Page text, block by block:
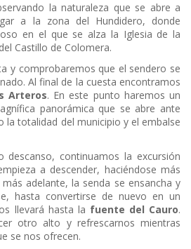
la naturaleza que se abre a
a la zona del Hundidero, donde
en el que se alza la Iglesia de la
Castillo de Colomera.
y comprobaremos que el sendero se
Al final de la cuesta encontramos
Arteros. En este punto haremos un
panorámica que se abre ante
la totalidad del municipio y el embalse
descanso, continuamos la excursión
a descender, haciéndose más
adelante, la senda se ensancha y
hasta convertirse de nuevo en un
llevará hasta la fuente del Cauro.
otro alto y refrescarnos mientras
se nos ofrecen.